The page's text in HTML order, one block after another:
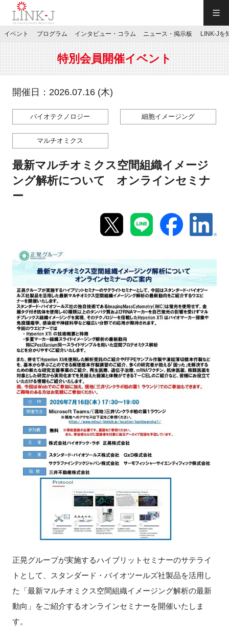
JP／EN
特別会員専用メニュー
お問い合わせ
イベント
プログラム
インタビュー・コラム
ニュース・掲示板
LINK-Jを知る
特別会員
施設・アクセス
FAQ
イベントお知らせメール登録
イベント プログラム インタビュー・コラム ニュース・掲示板 LINK-Jを
特別会員開催イベント
開催日：2026.07.16 (木)
バイオテクノロジー 細胞イメージング
マルチオミクス
最新マルチオミクス空間組織イメージ
ング解析について オンラインセミナ
ー
正晃グループが実施するハイブリットセミナーのサテライ
トとして、スタンダード・バイオツールズ社製品を活用し
た「最新マルチオミクス空間組織イメージング解析の最新
動向」をご紹介するオンラインセミナーを開催いたしま
す。